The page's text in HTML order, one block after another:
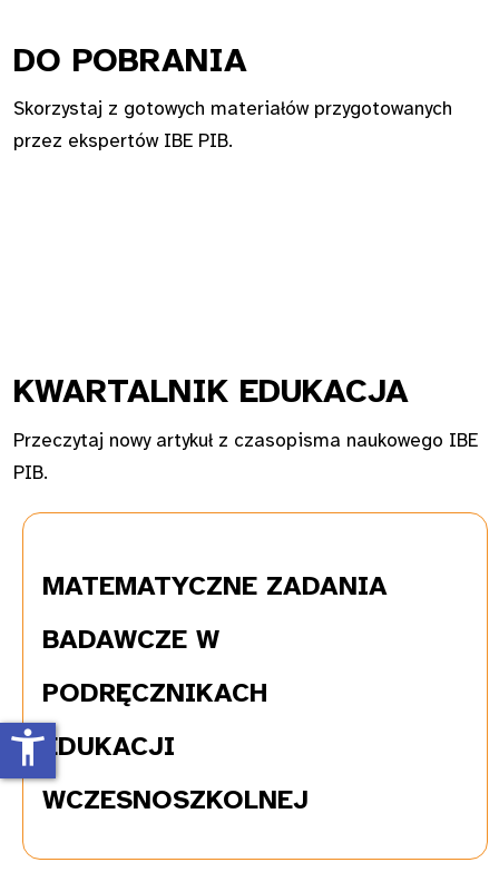
DO POBRANIA
Skorzystaj z gotowych materiałów przygotowanych
przez ekspertów IBE PIB.
KWARTALNIK EDUKACJA
Przeczytaj nowy artykuł z czasopisma naukowego IBE
PIB.
MATEMATYCZNEZADANIA
BADAWCZE W
PODRĘCZNIKACH
EDUKACJI
WCZESNOSZKOLNEJ
accessibility_new